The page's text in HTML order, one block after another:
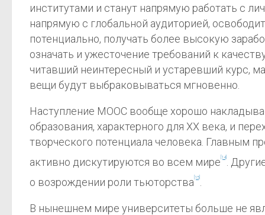
институтами и станут напрямую работать с
напрямую с глобальной аудиторией,
потенциально, получать более высокую
означать и ужесточение требований к
читавший неинтересный и устаревший курс,
вещи будут выбраковываться мгновенно.
Наступление MOOC вообще хорошо
образования, характерного для XX века, и
творческого потенциала человека. Главным
активно дискутируются во всем мире [14]
.
о возрождении роли тьюторства [15]
В нынешнем мире университеты больше не